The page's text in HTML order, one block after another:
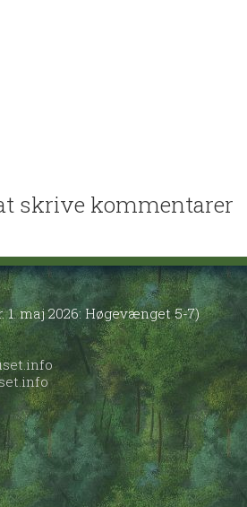
skrive kommentarer
1. maj 2026: Høgevænget 5-7)